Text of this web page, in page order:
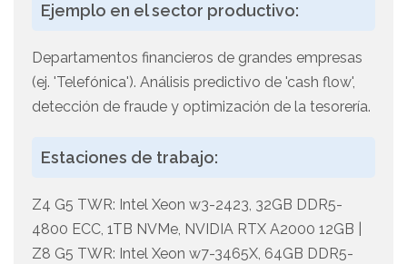
Ejemplo en el sector productivo:
Departamentos financieros de grandes empresas
(ej. 'Telefónica'). Análisis predictivo de 'cash flow',
detección de fraude y optimización de la tesorería.
Estaciones de trabajo:
Z4 G5 TWR: Intel Xeon w3-2423, 32GB DDR5-
4800 ECC, 1TB NVMe, NVIDIA RTX A2000 12GB |
Z8 G5 TWR: Intel Xeon w7-3465X, 64GB DDR5-